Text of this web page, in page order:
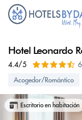
Hotel Leonardo
4.4/5
Acogedor/Romántico
Escritorio en habitación